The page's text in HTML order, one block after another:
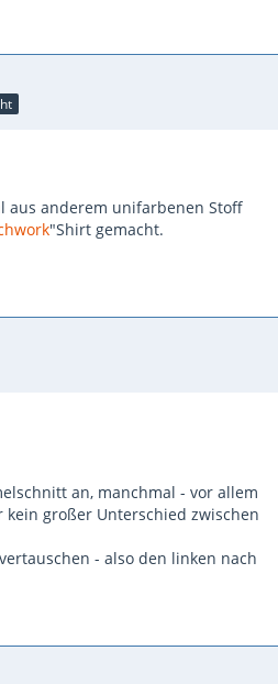
aus anderem unifarbenen Stoff
"Shirt gemacht.
an, manchmal - vor allem
großer Unterschied zwischen
- also den linken nach